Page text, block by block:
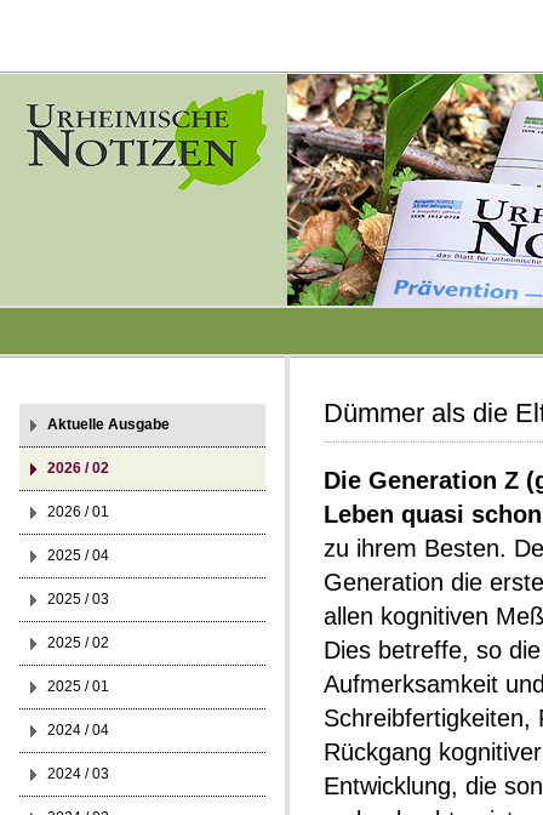
Dümmer als die
Die Generation Z
Leben quasi
zu ihrem Besten.
Generation die
allen kognitiven
Dies betreffe, so
Aufmerksamkeit
Schreibfertigkeiten,
Rückgang
Entwicklung, die
Aktuelle Ausgabe
2026 / 02
2026 / 01
2025 / 04
2025 / 03
2025 / 02
2025 / 01
2024 / 04
2024 / 03